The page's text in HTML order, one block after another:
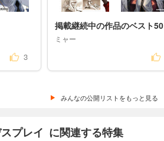
3
掲載継続中の作品のベスト50
ミャー
みんなの公開リストをもっと見る
プレイ に関連する特集